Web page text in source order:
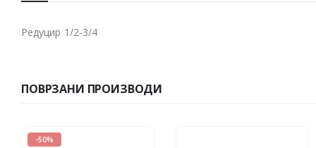
Редуцир 1/2-3/4
ПОВРЗАНИ ПРОИЗВОДИ
-50%